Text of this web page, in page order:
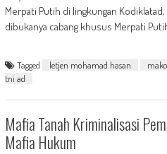
Merpati Putih di lingkungan
dibukanya cabang khusus Merpati
Tagged letjen mohamad hasan
tni ad
Mafia Tanah Kriminalisasi
Mafia Hukum